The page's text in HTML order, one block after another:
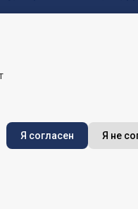
сб-н: выхадны,
13:00 - 14:00
ў Дзяржаўным
Рэспублікі
Я согласен Я не